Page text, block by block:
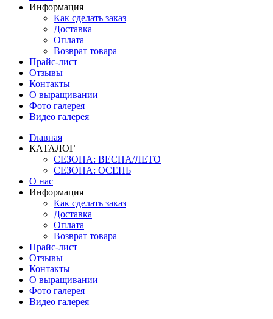
Информация
Как сделать заказ
Доставка
Оплата
Возврат товара
Прайс-лист
Отзывы
Контакты
О выращивании
Фото галерея
Видео галерея
Главная
КАТАЛОГ
СЕЗОНА: ВЕСНА/ЛЕТО
СЕЗОНА: ОСЕНЬ
О нас
Информация
Как сделать заказ
Доставка
Оплата
Возврат товара
Прайс-лист
Отзывы
Контакты
О выращивании
Фото галерея
Видео галерея